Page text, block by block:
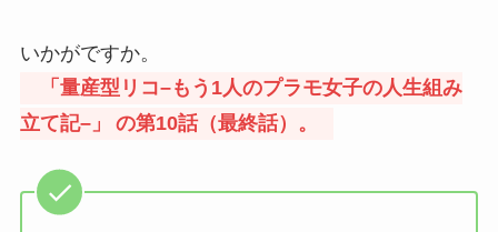
いかがですか。
「量産型リコ–もう1人のプラモ女子の人生組み
立て記–」 の第10話（最終話）。